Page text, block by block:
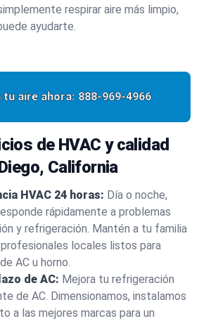
respirar aire más limpio,
ayudarte.
tu aire ahora: 888-969-4966
de HVAC y calidad
California
HVAC 24 horas: Día o noche,
rápidamente a problemas
y refrigeración. Mantén a tu familia
locales listos para
AC u horno.
de AC: Mejora tu refrigeración
de AC. Dimensionamos, instalamos
a las mejores marcas para un